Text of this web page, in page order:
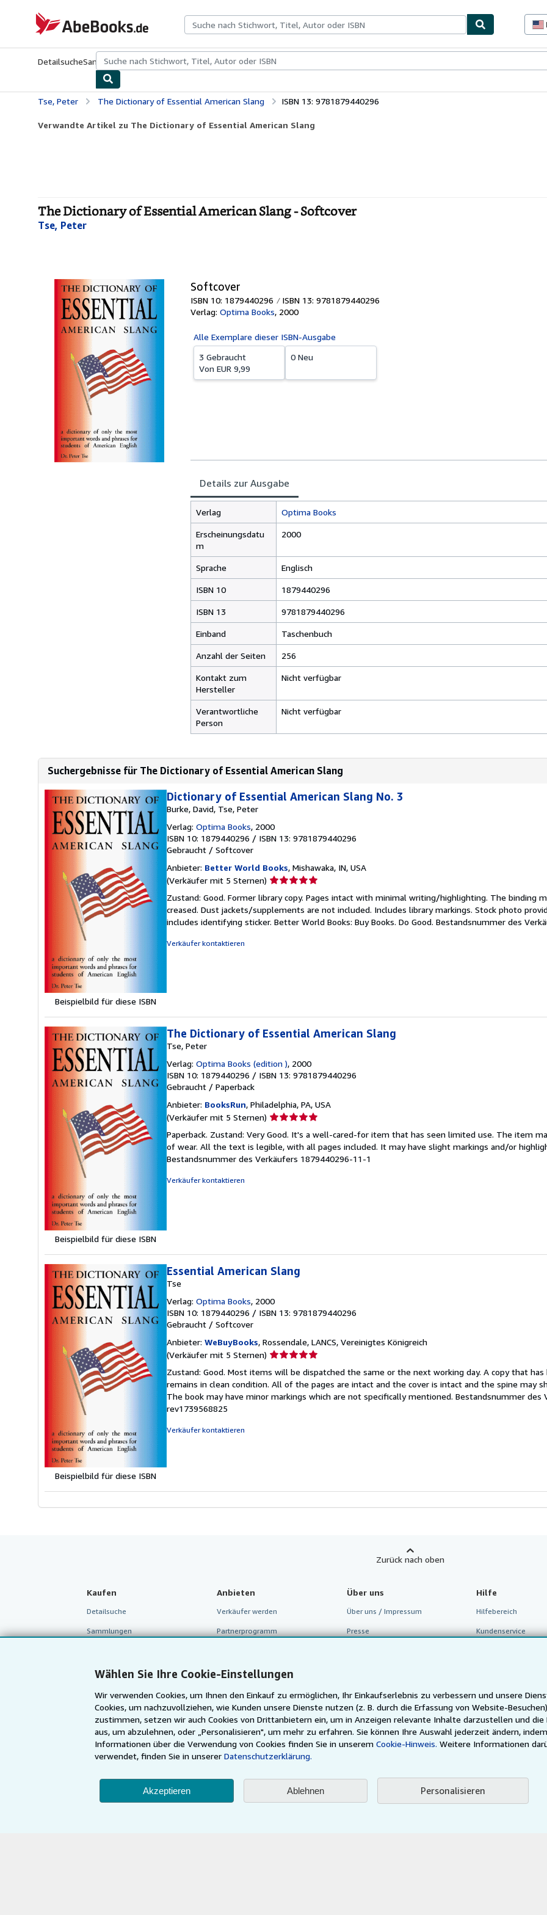
Wählen Sie Ihre Cookie-Einstellungen
Wir verwenden Cookies, um Ihnen den Einkauf zu ermöglichen, Ihr Einkaufserlebnis zu verbessern und unsere
Cookies, um nachzuvollziehen, wie Kunden unsere Dienste nutzen (z. B. durch die Erfassung von Website-
zustimmen, setzen wir auch Cookies von Drittanbietern ein, um in Anzeigen relevante Inhalte darzustellen und
aus, um abzulehnen, oder „Personalisieren", um mehr zu erfahren. Sie können Ihre Auswahl jederzeit ändern,
Informationen über die Verwendung von Cookies finden Sie in unserem Cookie-Hinweis. Weitere Informationen
verwendet, finden Sie in unsererDatenschutzerklärung.
Akzeptieren Ablehnen Personalisieren
AbeBooks.de
DetailsucheSammlungenAntiquarische BücherKunst & Sammlerstücke
Tse, Peter The Dictionary of Essential American Slang ISBN 13: 9781879440296
Verwandte Artikel zu The Dictionary of Essential American Slang
The Dictionary of Essential American Slang - Softcover
Tse, Peter
Softcover
ISBN 10: 1879440296
ISBN 13: 9781879440296
Verlag: Optima Books, 2000
Alle Exemplare dieser ISBN-Ausgabe
3 Gebraucht
Von EUR 9,99
0 Neu
Details zur Ausgabe
Verlag Optima Books
Erscheinungsdatu
m
2000
Sprache Englisch
ISBN 10 1879440296
ISBN 13 9781879440296
Einband Taschenbuch
Anzahl der Seiten 256
Kontakt zum
Hersteller
Nicht verfügbar
Verantwortliche
Person
Nicht verfügbar
Suchergebnisse für The Dictionary of Essential American Slang
Beispielbild für diese ISBN
Dictionary of Essential American Slang No. 3
Burke, David, Tse, Peter
Verlag: Optima Books, 2000
ISBN 10: 1879440296 / ISBN 13: 9781879440296
Gebraucht / Softcover
Anbieter: Better World Books, Mishawaka, IN, USA
(Verkäufer mit 5 Sternen) Verkäuferbewertung
von
5
Sternen
Zustand: Good. Former library copy. Pages intact with minimal writing/highlighting. The binding
creased. Dust jackets/supplements are not included. Includes library markings. Stock photo
includes identifying sticker. Better World Books: Buy Books. Do Good. Bestandsnummer des
Verkäufer kontaktieren
Beispielbild für diese ISBN
The Dictionary of Essential American Slang
Tse, Peter
Verlag: Optima Books (edition ), 2000
ISBN 10: 1879440296 / ISBN 13: 9781879440296
Gebraucht / Paperback
Anbieter: BooksRun, Philadelphia, PA, USA
(Verkäufer mit 5 Sternen) Verkäuferbewertung
von
5
Sternen
Paperback. Zustand: Very Good. It's a well-cared-for item that has seen limited use. The item
of wear. All the text is legible, with all pages included. It may have slight markings and/or
Bestandsnummer des Verkäufers 1879440296-11-1
Verkäufer kontaktieren
Beispielbild für diese ISBN
Essential American Slang
Tse
Verlag: Optima Books, 2000
ISBN 10: 1879440296 / ISBN 13: 9781879440296
Gebraucht / Softcover
Anbieter: WeBuyBooks, Rossendale, LANCS, Vereinigtes Königreich
(Verkäufer mit 5 Sternen) Verkäuferbewertung
von
5
Sternen
Zustand: Good. Most items will be dispatched the same or the next working day. A copy that
remains in clean condition. All of the pages are intact and the cover is intact and the spine may
The book may have minor markings which are not specifically mentioned. Bestandsnummer des
rev1739568825
Verkäufer kontaktieren
Zurück nach oben
Kaufen
Detailsuche
Sammlungen
Meine Bestellungen
Anbieten
Verkäufer werden
Partnerprogramm
Über uns
Über uns / Impressum
Presse
Cookie-Hinweis
Barrierefreiheit
Hilfe
Hilfebereich
Kundenservice